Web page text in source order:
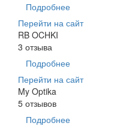
Подробнее
Перейти на сайт
RB OCHKI
3 отзыва
Подробнее
Перейти на сайт
My Optika
5 отзывов
Подробнее